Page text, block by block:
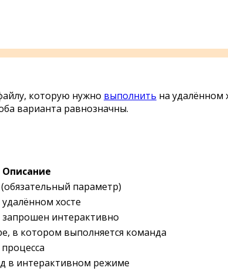
которую нужно выполнить на удалённом
варианта равнозначны.
Описание
параметр)
хосте
запрошен интерактивно
в котором выполняется команда
в интерактивном режиме